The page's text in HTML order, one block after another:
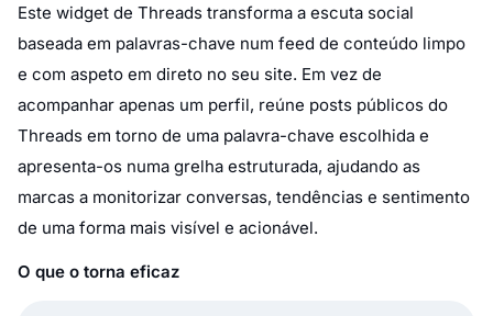
Este widget de Threads transforma a escuta social
baseada em palavras-chave num feed de conteúdo limpo
e com aspeto em direto no seu site. Em vez de
acompanhar apenas um perfil, reúne posts públicos do
Threads em torno de uma palavra-chave escolhida e
apresenta-os numa grelha estruturada, ajudando as
marcas a monitorizar conversas, tendências e sentimento
de uma forma mais visível e acionável.
O que o torna eficaz